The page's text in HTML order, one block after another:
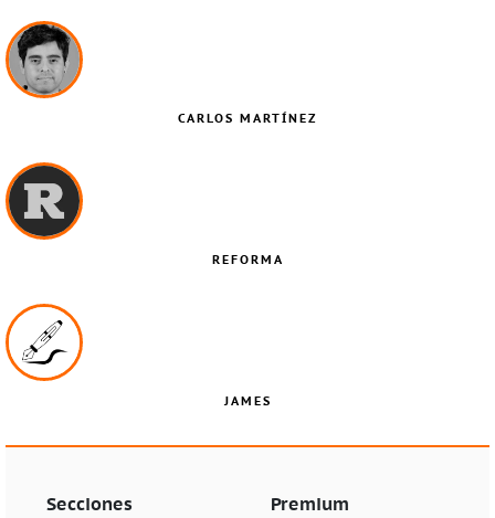
CARLOS MARTÍNEZ
REFORMA
JAMES
Secciones Premium